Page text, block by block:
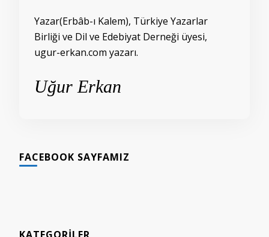
Yazar(Erbâb-ı Kalem), Türkiye Yazarlar
Birliği ve Dil ve Edebiyat Derneği üyesi,
ugur-erkan.com yazarı.
Uğur Erkan
FACEBOOK SAYFAMIZ